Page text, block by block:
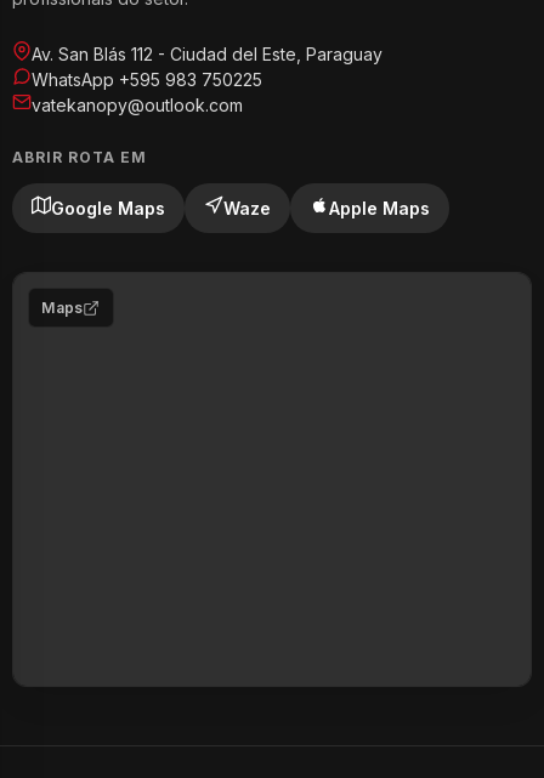
Av. San Blás 112 - Ciudad del Este, Paraguay
WhatsApp +595 983 750225
vatekanopy@outlook.com
ABRIR ROTA EM
Google Maps Waze Apple Maps
Maps